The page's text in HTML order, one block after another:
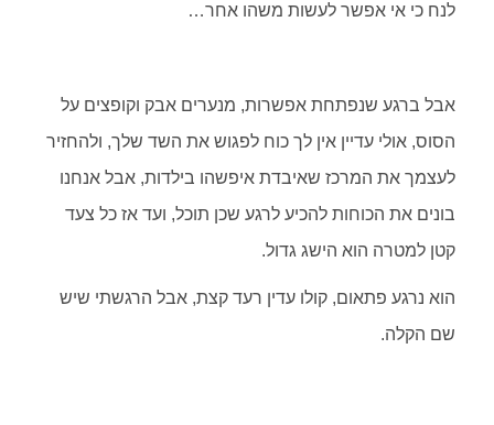
לנח כי אי אפשר לעשות משהו אחר…
אבל ברגע שנפתחת אפשרות, מנערים אבק וקופצים על
הסוס, אולי עדיין אין לך כוח לפגוש את השד שלך, ולהחזיר
לעצמך את המרכז שאיבדת איפשהו בילדות, אבל אנחנו
בונים את הכוחות להכיע לרגע שכן תוכל, ועד אז כל צעד
קטן למטרה הוא הישג גדול.
הוא נרגע פתאום, קולו עדין רעד קצת, אבל הרגשתי שיש
שם הקלה.